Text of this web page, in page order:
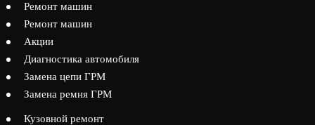
Ремонт машин
Ремонт машин
Акции
Диагностика автомобиля
Замена цепи ГРМ
Замена ремня ГРМ
Кузовной ремонт